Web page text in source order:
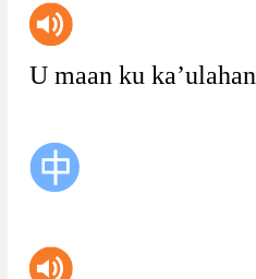
U maan ku ka’ulahan